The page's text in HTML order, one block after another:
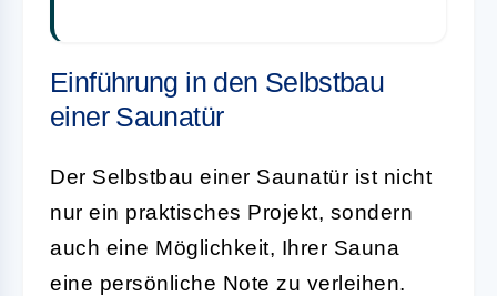
Einführung in den Selbstbau
einer Saunatür
Der Selbstbau einer Saunatür ist nicht
nur ein praktisches Projekt, sondern
auch eine Möglichkeit, Ihrer Sauna
eine persönliche Note zu verleihen.